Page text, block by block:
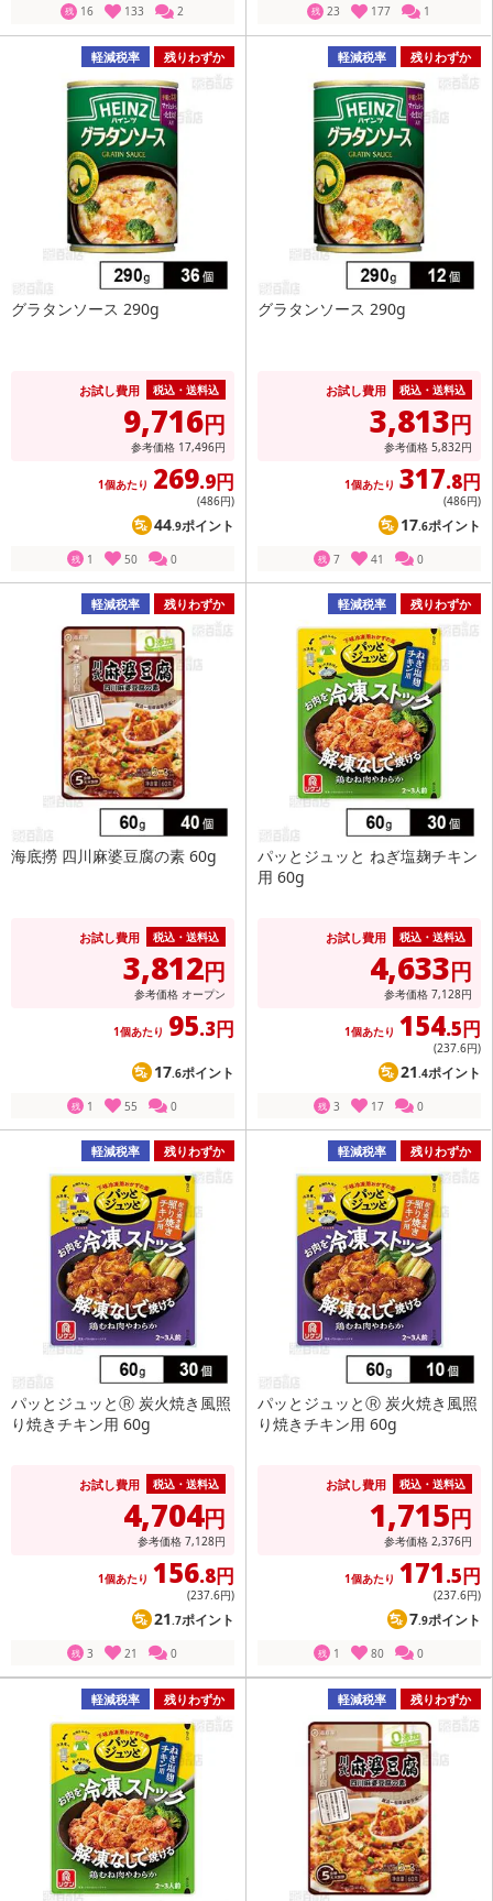
残 16 133 2 残 23 177 1
軽減税率 残りわずか
グラタンソース 290g
お試し費用 税込・送料込
9,716円
参考価格 17,496円
1個あたり 269.9円
(486円)
44.9ポイント
残 1 50 0
軽減税率 残りわずか
グラタンソース 290g
お試し費用 税込・送料込
3,813円
参考価格 5,832円
1個あたり 317.8円
(486円)
17.6ポイント
残 7 41 0
軽減税率 残りわずか
海底撈 四川麻婆豆腐の素 60g
お試し費用 税込・送料込
3,812円
参考価格 オープン
1個あたり 95.3円
17.6ポイント
残 1 55 0
軽減税率 残りわずか
パッとジュッと ねぎ塩麹チキン
用 60g
お試し費用 税込・送料込
4,633円
参考価格 7,128円
1個あたり 154.5円
(237.6円)
21.4ポイント
残 3 17 0
軽減税率 残りわずか
パッとジュッとⓇ 炭火焼き風照
り焼きチキン用 60g
お試し費用 税込・送料込
4,704円
参考価格 7,128円
1個あたり 156.8円
(237.6円)
21.7ポイント
残 3 21 0
軽減税率 残りわずか
パッとジュッとⓇ 炭火焼き風照
り焼きチキン用 60g
お試し費用 税込・送料込
1,715円
参考価格 2,376円
1個あたり 171.5円
(237.6円)
7.9ポイント
残 1 80 0
軽減税率 残りわずか 軽減税率 残りわずか